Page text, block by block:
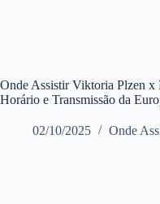
Onde Assistir Viktoria Plzen
Horário e Transmissão da
02/10/2025 Onde